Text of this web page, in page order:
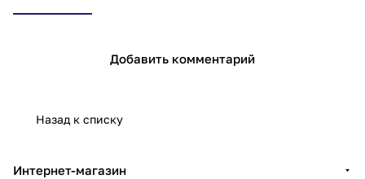
Добавить комментарий
Назад к списку
Интернет-магазин